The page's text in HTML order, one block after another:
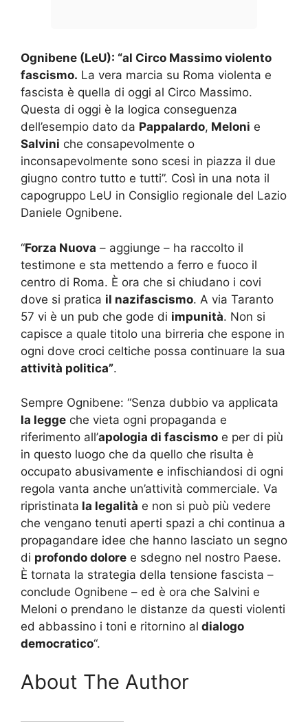
Ognibene (LeU): “al Circo Massimo violento
fascismo. La vera marcia su Roma violenta e
fascista è quella di oggi al Circo Massimo.
Questa di oggi è la logica conseguenza
dell’esempio dato da Pappalardo, Meloni e
Salvini che consapevolmente o
inconsapevolmente sono scesi in piazza il due
giugno contro tutto e tutti”. Così in una nota il
capogruppo LeU in Consiglio regionale del Lazio
Daniele Ognibene.
“Forza Nuova – aggiunge – ha raccolto il
testimone e sta mettendo a ferro e fuoco il
centro di Roma. È ora che si chiudano i covi
dove si pratica il nazifascismo. A via Taranto
57 vi è un pub che gode di impunità. Non si
capisce a quale titolo una birreria che espone in
ogni dove croci celtiche possa continuare la sua
attività politica”.
Sempre Ognibene: “Senza dubbio va applicata
la legge che vieta ogni propaganda e
riferimento all’apologia di fascismo e per di più
in questo luogo che da quello che risulta è
occupato abusivamente e infischiandosi di ogni
regola vanta anche un’attività commerciale. Va
ripristinata la legalità e non si può più vedere
che vengano tenuti aperti spazi a chi continua a
propagandare idee che hanno lasciato un segno
di profondo dolore e sdegno nel nostro Paese.
È tornata la strategia della tensione fascista –
conclude Ognibene – ed è ora che Salvini e
Meloni o prendano le distanze da questi violenti
ed abbassino i toni e ritornino al dialogo
democratico“.
About The Author